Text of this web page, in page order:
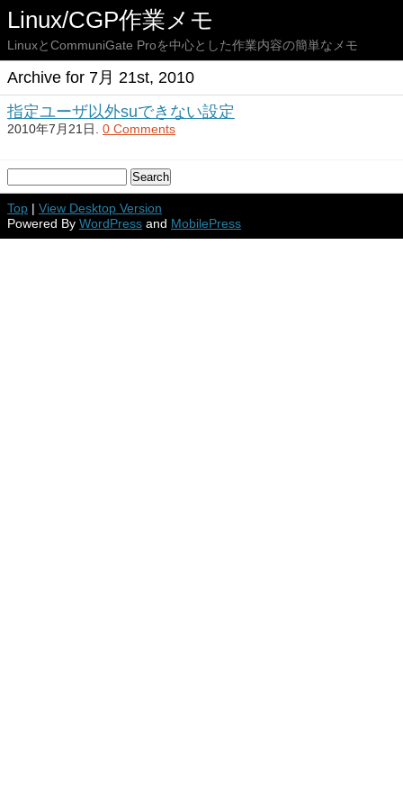
Linux/CGP作業メモ
LinuxとCommuniGate Proを中心とした作業内容の簡単なメモ
Archive for 7月 21st, 2010
指定ユーザ以外suできない設定
2010年7月21日. 0 Comments
Top | View Desktop Version
Powered By WordPress and MobilePress